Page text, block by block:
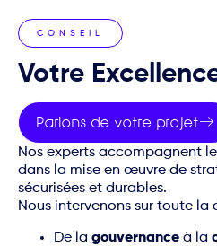
CONSEIL
Votre
Parlons de votre projet
Nos experts accompagnent
dans la mise en œuvre de
sécurisées et durables.
Nous intervenons sur toute la
De la gouvernance à la